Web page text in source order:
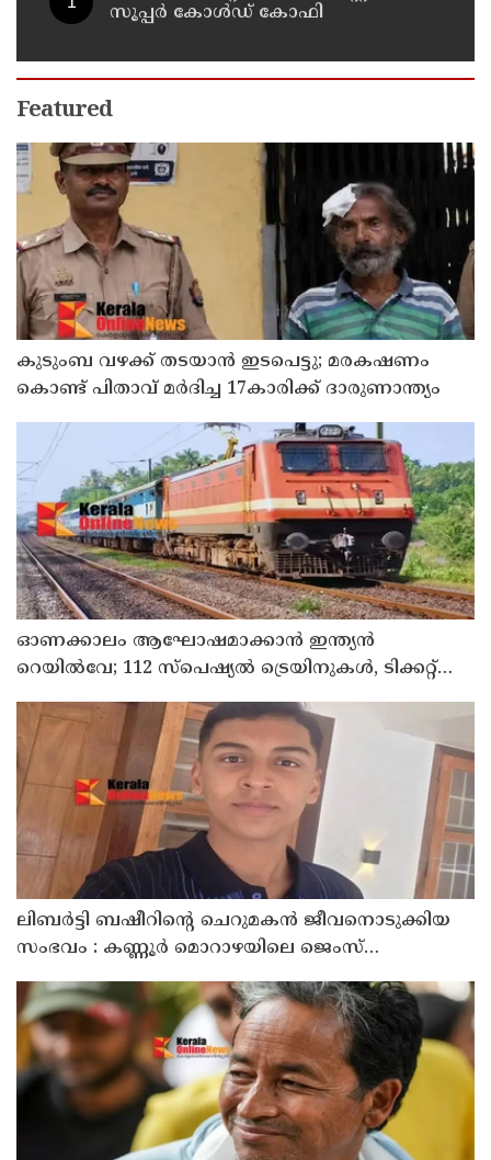
സൂപ്പർ കോൾഡ് കോഫി
Featured
കുടുംബ വഴക്ക് തടയാന്‍ ഇടപെട്ടു; മരകഷണം
കൊണ്ട് പിതാവ് മർദിച്ച 17കാരിക്ക് ദാരുണാന്ത്യം
ഓണക്കാലം ആഘോഷമാക്കാൻ ഇന്ത്യൻ
റെയിൽവേ; 112 സ്പെഷ്യൽ ട്രെയിനുകൾ, ടിക്കറ്റ്
ലിബർട്ടി ബഷീറിന്റെ ചെറുമകൻ ജീവനൊടുക്കിയ
സംഭവം : കണ്ണൂർ മൊറാഴയിലെ ജെംസ്
അധ്യാപികക്കെതിരെ പരാതിയുമായിബന്ധുക്കൾ